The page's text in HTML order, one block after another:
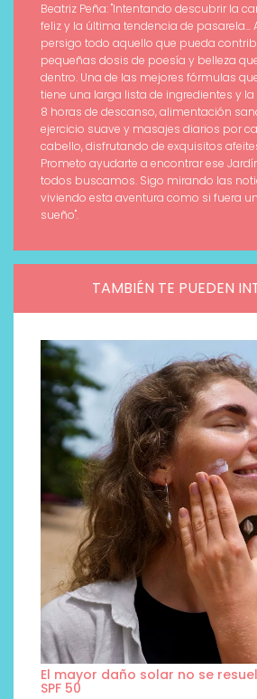
Beatriz Peña: "Intentando descubrir la
feliz y la última tendencia de
persigo todo aquello que pueda
pequeñas dosis de poesía y belleza
dentro. Una de las mejores fórmulas
tiene una larga lista de ingredientes y
8 horas de descanso, alimentación
ejercicio suave y masajes diarios por
cabello, disfrutando de exquisitos
Prometo ayudarte a encontrar ese
todos buscamos. Sigo mirando las
viviendo esta aventura como si fuera
sueño".
TAMBIÉN TE PUEDEN
El mayor daño solar no se
SPF 50